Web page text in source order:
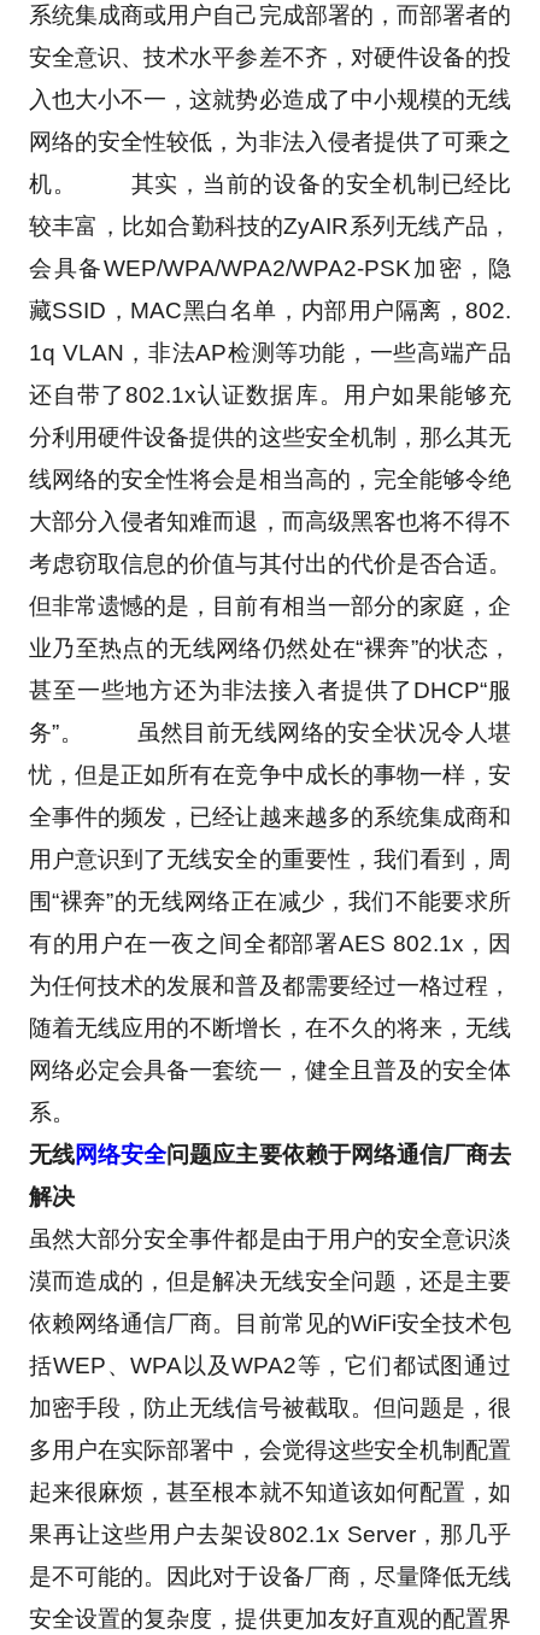
系统集成商或用户自己完成部署的，而部署者的
安全意识、技术水平参差不齐，对硬件设备的投
入也大小不一，这就势必造成了中小规模的无线
网络的安全性较低，为非法入侵者提供了可乘之
机。 　　其实，当前的设备的安全机制已经比
较丰富，比如合勤科技的ZyAIR系列无线产品，
会具备WEP/WPA/WPA2/WPA2-PSK加密，隐
藏SSID，MAC黑白名单，内部用户隔离，802.
1q VLAN，非法AP检测等功能，一些高端产品
还自带了802.1x认证数据库。用户如果能够充
分利用硬件设备提供的这些安全机制，那么其无
线网络的安全性将会是相当高的，完全能够令绝
大部分入侵者知难而退，而高级黑客也将不得不
考虑窃取信息的价值与其付出的代价是否合适。
但非常遗憾的是，目前有相当一部分的家庭，企
业乃至热点的无线网络仍然处在“裸奔”的状态，
甚至一些地方还为非法接入者提供了DHCP“服
务”。 　　虽然目前无线网络的安全状况令人堪
忧，但是正如所有在竞争中成长的事物一样，安
全事件的频发，已经让越来越多的系统集成商和
用户意识到了无线安全的重要性，我们看到，周
围“裸奔”的无线网络正在减少，我们不能要求所
有的用户在一夜之间全都部署AES 802.1x，因
为任何技术的发展和普及都需要经过一格过程，
随着无线应用的不断增长，在不久的将来，无线
网络必定会具备一套统一，健全且普及的安全体
系。
无线网络安全问题应主要依赖于网络通信厂商去
解决
虽然大部分安全事件都是由于用户的安全意识淡
漠而造成的，但是解决无线安全问题，还是主要
依赖网络通信厂商。目前常见的WiFi安全技术包
括WEP、WPA以及WPA2等，它们都试图通过
加密手段，防止无线信号被截取。但问题是，很
多用户在实际部署中，会觉得这些安全机制配置
起来很麻烦，甚至根本就不知道该如何配置，如
果再让这些用户去架设802.1x Server，那几乎
是不可能的。因此对于设备厂商，尽量降低无线
安全设置的复杂度，提供更加友好直观的配置界